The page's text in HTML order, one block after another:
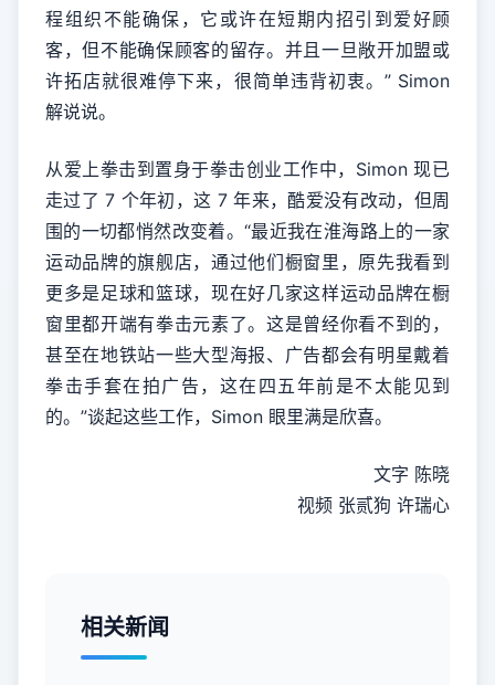
程组织不能确保，它或许在短期内招引到爱好顾
客，但不能确保顾客的留存。并且一旦敞开加盟或
许拓店就很难停下来，很简单违背初衷。” Simon
解说说。
从爱上拳击到置身于拳击创业工作中，Simon 现已
走过了 7 个年初，这 7 年来，酷爱没有改动，但周
围的一切都悄然改变着。“最近我在淮海路上的一家
运动品牌的旗舰店，通过他们橱窗里，原先我看到
更多是足球和篮球，现在好几家这样运动品牌在橱
窗里都开端有拳击元素了。这是曾经你看不到的，
甚至在地铁站一些大型海报、广告都会有明星戴着
拳击手套在拍广告，这在四五年前是不太能见到
的。”谈起这些工作，Simon 眼里满是欣喜。
文字 陈晓
视频 张贰狗 许瑞心
相关新闻